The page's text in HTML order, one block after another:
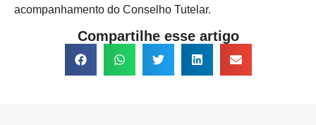
acompanhamento do Conselho Tutelar.
Compartilhe esse artigo